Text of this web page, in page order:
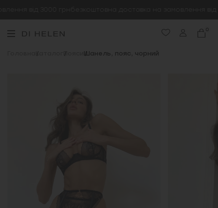
0
Каталог Пояси Шанель, пояс, чорний